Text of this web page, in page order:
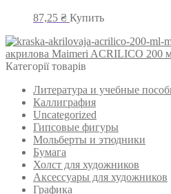
87,25 ₴ Купить
акрилова Maimeri ACRILICO 200
Категорії товарів
Литература и учебные
Каллиграфия
Uncategorized
Гипсовые фигуры
Мольберты и этюдники
Бумага
Холст для художников
Аксессуары для художников
Графика